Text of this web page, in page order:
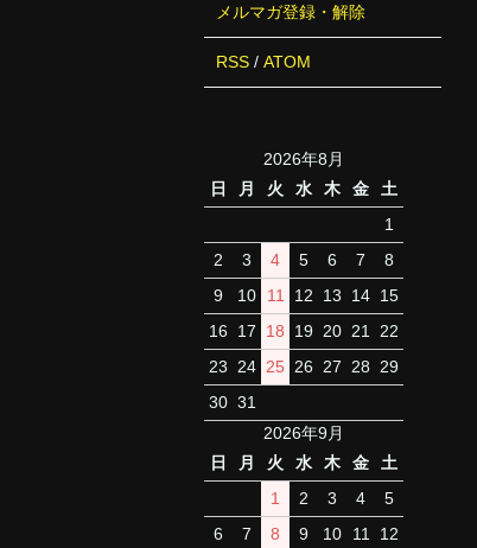
メルマガ登録・解除
RSS / ATOM
2026年8月
日
月 火 水 木 金
土
1
2
3 4 5 6 7
8
9
10 11 12 13 14 15
16
17 18 19 20 21
22
23
24 25 26 27 28
29
30 31
2026年9月
日
月 火 水 木 金
土
1
2 3 4
5
6
7 8 9 10 11
12